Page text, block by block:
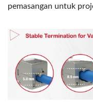
pemasangan untuk